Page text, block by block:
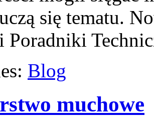
się tematu.
Poradniki
Blog
muchowe